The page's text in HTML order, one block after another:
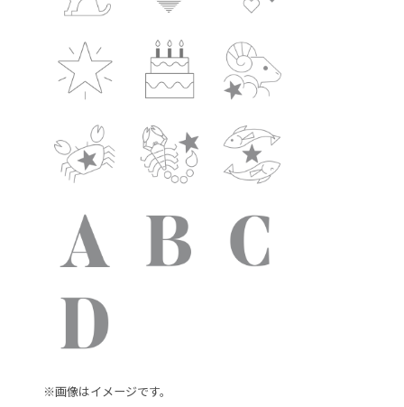
※画像はイメージです。